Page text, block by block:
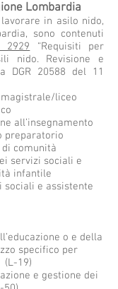
Lombardia
in asilo nido,
sono contenuti
2929 “Requisiti per
nido. Revisione e
DGR 20588 del 11
liceo
all’insegnamento
preparatorio
comunità
servizi sociali e
infantile
sociali e assistente
o e della
specifico per
(L-19)
e gestione dei